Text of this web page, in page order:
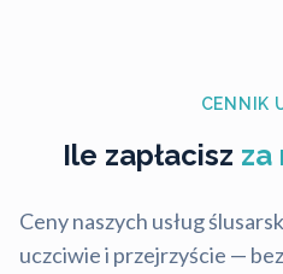
CENNIK
Ile zapłacisz za
Ceny naszych usług
uczciwie i przejrzyście —